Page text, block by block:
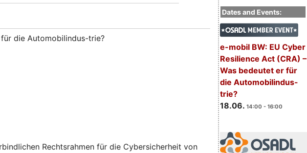
Dates and Events:
e-mobil BW: EU Cyber
Resilience Act (CRA) –
Was bedeutet er für
die Automobilindus-
trie?
18.06. 14:00 - 16:00
die Automobilindus-trie?
Rechtsrahmen für die Cybersicherheit von